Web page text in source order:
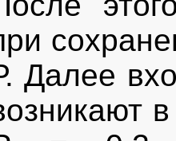
Далее